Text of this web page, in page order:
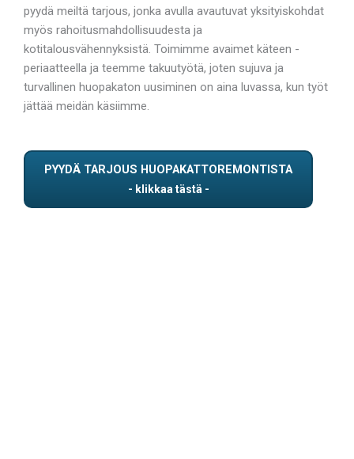
pyydä meiltä tarjous, jonka avulla avautuvat yksityiskohdat
myös rahoitusmahdollisuudesta ja
kotitalousvähennyksistä. Toimimme avaimet käteen -
periaatteella ja teemme takuutyötä, joten sujuva ja
turvallinen huopakaton uusiminen on aina luvassa, kun työt
jättää meidän käsiimme.
PYYDÄ TARJOUS HUOPAKATTOREMONTISTA